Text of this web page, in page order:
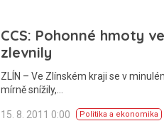
CCS: Pohonné hmoty
zlevnily
ZLÍN – Ve Zlínském kraji se v
mírně snížily,…
15. 8. 2011 0:00 Politika a ekonomika